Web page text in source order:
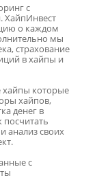
с
ХайпИнвест
о каждом
мы
страхование
в хайпы и
хайпы которые
хайпов,
денег в
посчитать
анализ своих
с